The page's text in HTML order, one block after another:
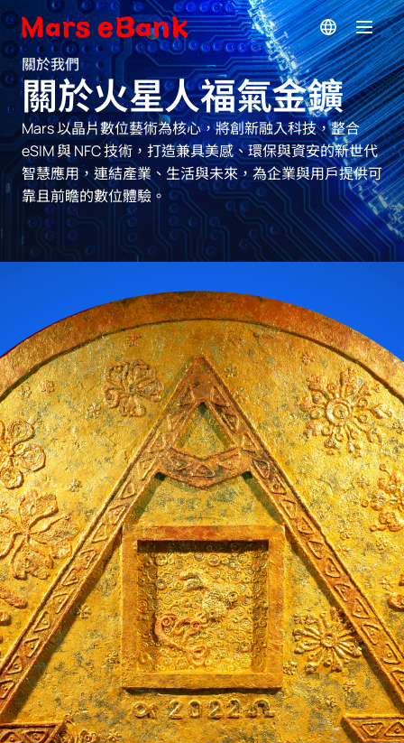
關於我們
關於火星人福氣金鑛
Mars 以晶片數位藝術為核心，將創新融入科技，整合
eSIM 與 NFC 技術，打造兼具美感、環保與資安的新世代
智慧應用，連結產業、生活與未來，為企業與用戶提供可
靠且前瞻的數位體驗。